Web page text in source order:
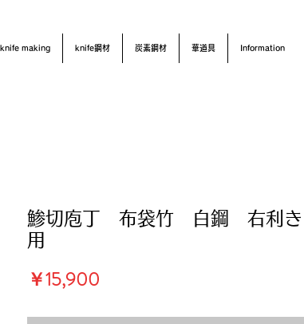
knife making knife鋼材 炭素鋼材 華道具 Information
鯵切庖丁 布袋竹 白鋼 右利き
用
￥15,900